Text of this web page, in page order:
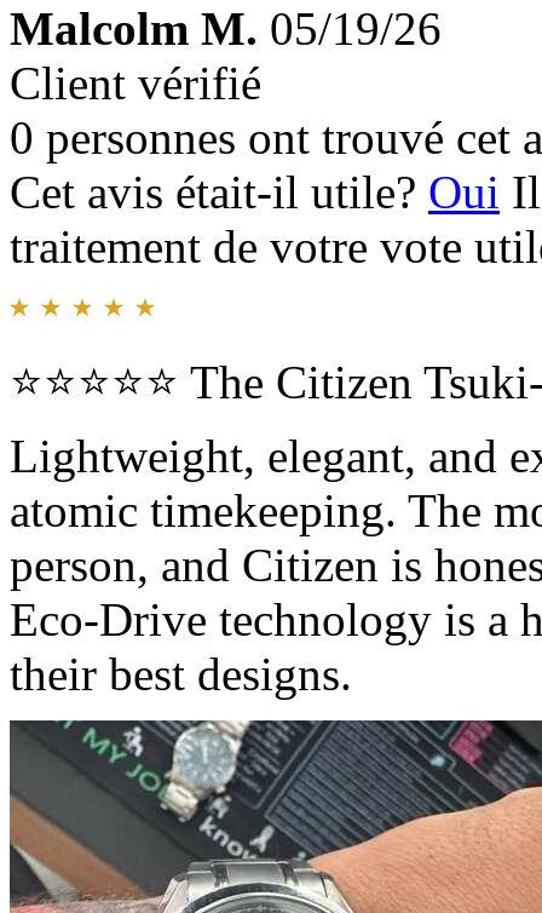
Malcolm M. 05/19/26
Client vérifié
0 personnes ont trouvé cet
Cet avis était-il utile? Oui
traitement de votre vote
⭐⭐⭐⭐⭐ The Citizen
Lightweight, elegant, and
atomic timekeeping. The
person, and Citizen is
Eco-Drive technology is a
their best designs.